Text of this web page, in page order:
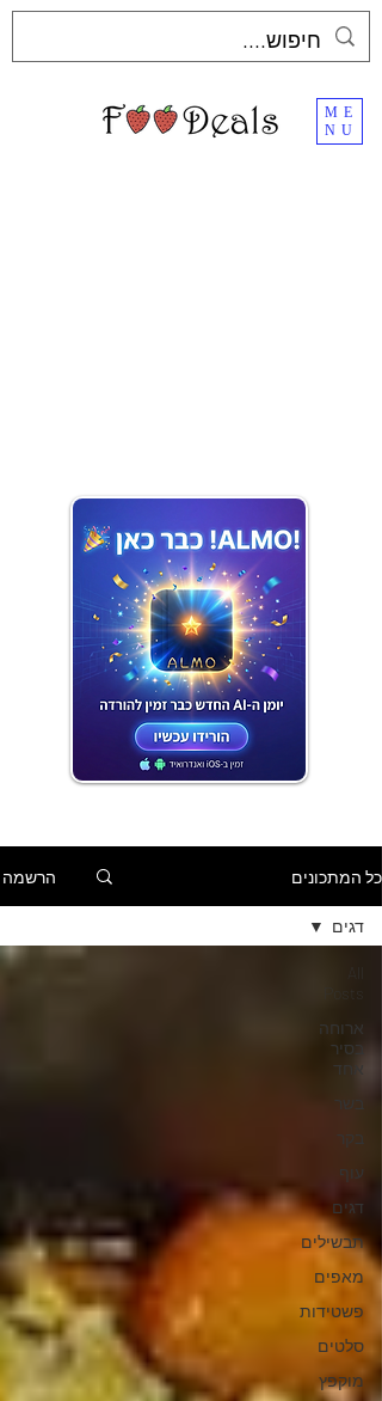
ME
NU
כל המתכונים הרשמה
ארוחה
בסיר
אחד
בשר
בקר
עוף
דגים
תבשילים
מאפים
פשטידות
סלטים
מוקפץ
דגים